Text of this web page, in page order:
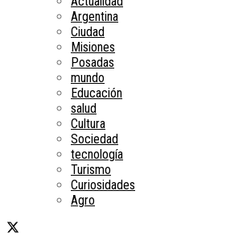
Argentina
Ciudad
Misiones
Posadas
mundo
Educación
salud
Cultura
Sociedad
tecnología
Turismo
Curiosidades
Agro